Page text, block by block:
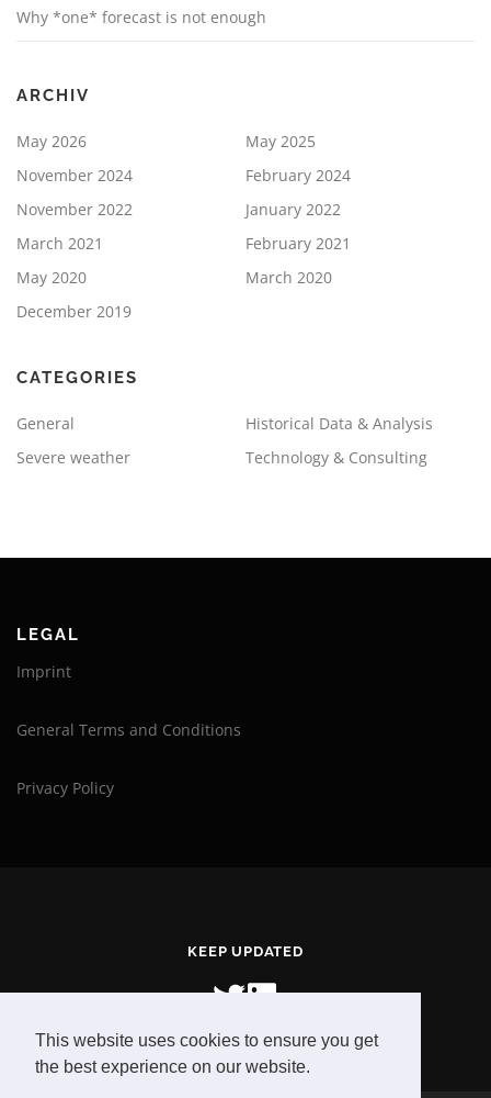
This website uses cookies to ensure you get
the best experience on our website.
Why *one* forecast is not enough
ARCHIV
May 2026
May 2025
November 2024
February 2024
November 2022
January 2022
March 2021
February 2021
May 2020
March 2020
December 2019
CATEGORIES
General
Historical Data & Analysis
Severe weather
Technology & Consulting
LEGAL
Imprint
General Terms and Conditions
Privacy Policy
KEEP UPDATED